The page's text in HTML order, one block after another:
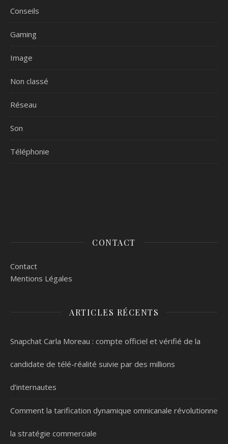
Conseils
Gaming
Image
Non classé
Réseau
Son
Téléphonie
CONTACT
Contact
Mentions Légales
ARTICLES RÉCENTS
Snapchat Carla Moreau : compte officiel et vérifié de la
candidate de télé-réalité suivie par des millions
d’internautes
Comment la tarification dynamique omnicanale révolutionne
la stratégie commerciale